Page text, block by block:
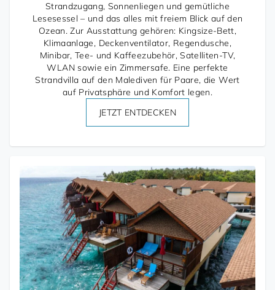
Strandzugang, Sonnenliegen und gemütliche
Lesesessel – und das alles mit freiem Blick auf den
Ozean. Zur Ausstattung gehören: Kingsize-Bett,
Klimaanlage, Deckenventilator, Regendusche,
Minibar, Tee- und Kaffeezubehör, Satelliten-TV,
WLAN sowie ein Zimmersafe. Eine perfekte
Strandvilla auf den Malediven für Paare, die Wert
auf Privatsphäre und Komfort legen.
JETZT ENTDECKEN